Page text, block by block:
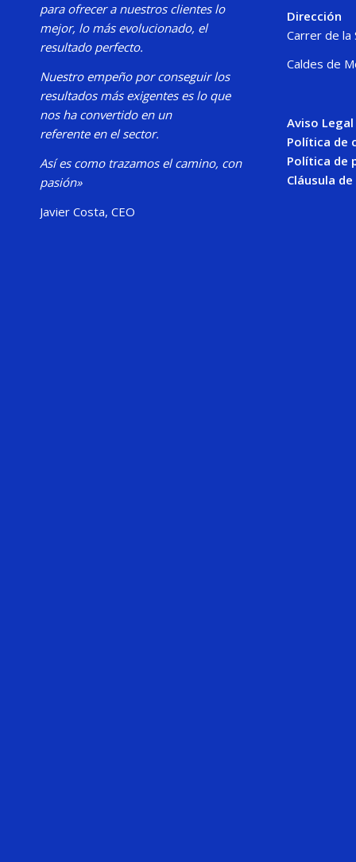
para ofrecer a nuestros clientes lo
mejor, lo más evolucionado, el
resultado perfecto.
Nuestro empeño por conseguir los
resultados más exigentes es lo que
nos ha convertido en un
referente en el sector.
Así es como trazamos el camino, con
pasión»
Javier Costa, CEO
Dirección
Carrer de la
Caldes de
Aviso Legal
Política de
Política de
Cláusula